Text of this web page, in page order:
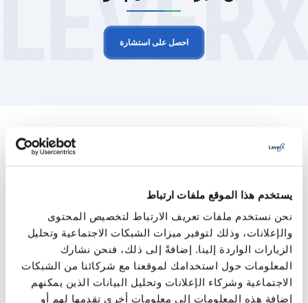
يستخدم هذا الموقع ملفات ارتباط
نحن نستخدم ملفات تعريف الارتباط لتخصيص المحتوى
والإعلانات، وذلك لتوفير ميزات الشبكات الاجتماعية وتحليل
الزيارات الواردة إلينا. إضافةً إلى ذلك، فنحن نشارك
المعلومات حول استخدامك لموقعنا مع شركائنا من الشبكات
الاجتماعية وشركاء الإعلانات وتحليل البيانات الذين يمكنهم
إضافة هذه المعلومات إلى معلومات أخرى تقدمها لهم أو
احصل على استشارة
اتجاهات وتحديثات Fiori، قمنا بمراجعة جميع
ابتكاراتها حتى يومنا هذا.
SAP Fiori 1.0
2013